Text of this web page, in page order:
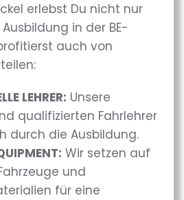
erlebst Du nicht nur
in der BE-
auch von
LEHRER: Unsere
qualifizierten Fahrlehrer
durch die Ausbildung.
Wir setzen auf
und
für eine